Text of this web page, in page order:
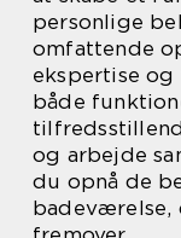
personlige
omfattende
ekspertise
både
og arbejde
du opnå de
badeværelse,